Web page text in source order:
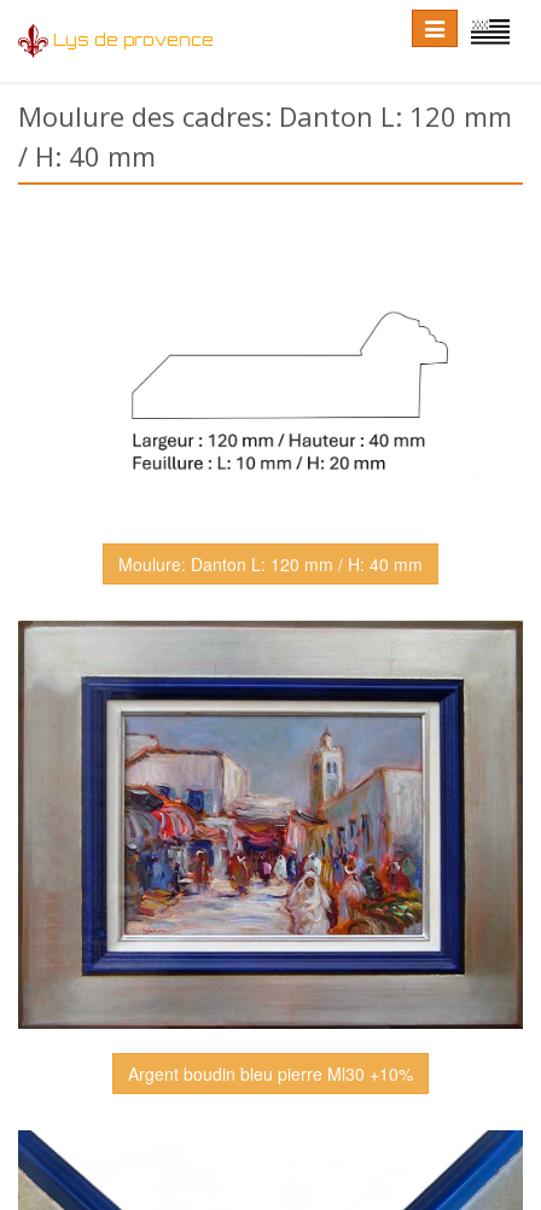
Lys de provence
Toggle
language
Toggle
navigation
Moulure des cadres: Danton L: 120 mm
/ H: 40 mm
Moulure: Danton L: 120 mm / H: 40 mm
Argent boudin bleu pierre Ml30 +10%